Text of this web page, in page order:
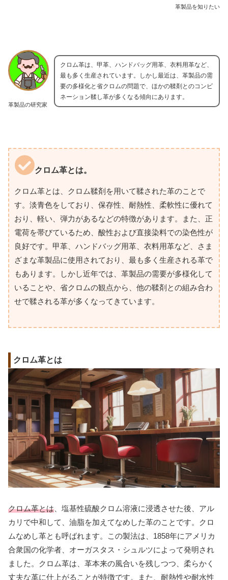
革製品を知りたい
革製品の研究家
クロム革は、甲革、ハンドバッグ用革、衣料用革など、
最も多く生産されています。しかし最近は、革製品の需
要の多様化と省クロムの問題で、ほかの鞣剤とのコンビ
ネーション鞣し革が多くなる傾向にあります。
クロム革とは。
クロム革とは、クロム鞣剤を用いて鞣された革のことで
す。淡青色をしており、保存性、耐熱性、柔軟性に優れて
おり、軽い、弾力があるなどの特徴があります。また、正
電荷を帯びているため、酸性および直接染料での染色性が
良好です。甲革、ハンドバッグ用革、衣料用革など、さま
ざまな革製品に使用されており、最も多く生産される革で
もあります。しかし近年では、革製品の需要が多様化して
いることや、省クロムの観点から、他の鞣剤との組み合わ
せで鞣される革が多くなってきています。
クロム革とは
クロム革とは 、塩基性硫酸クロム溶液に浸透させた後、アル
カリで中和して、油脂を加えてなめした革のことです。クロ
ムなめし革とも呼ばれます。この製法は、1858年にアメリカ
合衆国の化学者、オーガスタス・シュルツによって発明され
ました。クロム革は、革本来の風合いを残しつつ、柔らかく
丈夫な革に仕上がることが特徴です。また、耐熱性や耐水性